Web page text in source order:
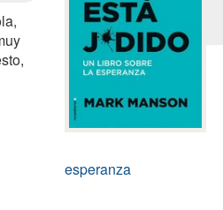
esperanza